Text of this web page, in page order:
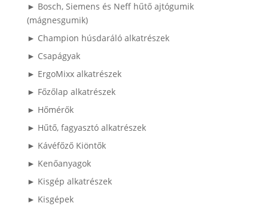
► Bosch, Siemens és Neff hűtő ajtógumik
(mágnesgumik)
► Champion húsdaráló alkatrészek
► Csapágyak
► ErgoMixx alkatrészek
► Főzőlap alkatrészek
► Hőmérők
► Hűtő, fagyasztó alkatrészek
► Kávéfőző Kiöntők
► Kenőanyagok
► Kisgép alkatrészek
► Kisgépek